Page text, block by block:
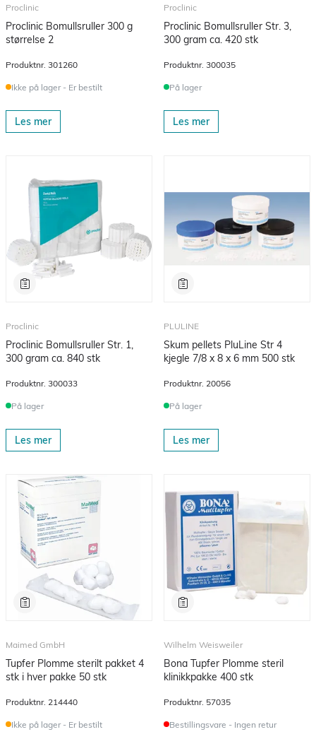
Proclinic
Proclinic Bomullsruller 300 g
størrelse 2
Produktnr. 301260
Ikke på lager - Er bestilt
Les mer
Proclinic
Proclinic Bomullsruller Str. 3,
300 gram ca. 420 stk
Produktnr. 300035
På lager
Les mer
Proclinic
Proclinic Bomullsruller Str. 1,
300 gram ca. 840 stk
Produktnr. 300033
På lager
Les mer
PLULINE
Skum pellets PluLine Str 4
kjegle 7/8 x 8 x 6 mm 500 stk
Produktnr. 20056
På lager
Les mer
Maimed GmbH
Tupfer Plomme sterilt pakket 4
stk i hver pakke 50 stk
Produktnr. 214440
Ikke på lager - Er bestilt
Wilhelm Weisweiler
Bona Tupfer Plomme steril
klinikkpakke 400 stk
Produktnr. 57035
Bestillingsvare - Ingen retur